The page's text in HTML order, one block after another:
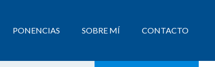
PONENCIAS SOBRE MÍ CONTACTO